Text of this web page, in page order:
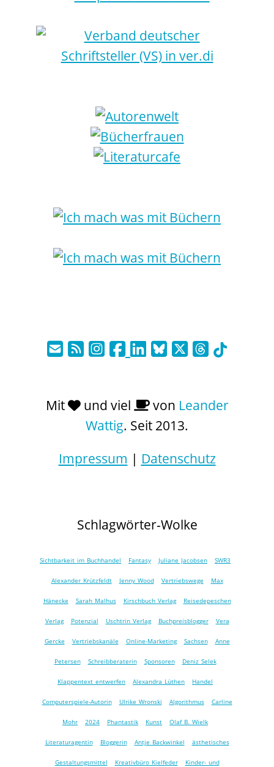
Mit und viel von Leander
Wattig. Seit 2013.
Impressum | Datenschutz
Schlagwörter-Wolke
Sichtbarkeit im Buchhandel Fantasy Juliane Jacobsen SWR3
Alexander Krützfeldt Jenny Wood Vertriebswege Max
Hänecke Sarah Malhus Kirschbuch Verlag Reisedepeschen
Verlag Potenzial Uschtrin Verlag Buchpreisblogger Vera
Gercke Vertriebskanäle Online-Marketing Sachsen Anne
Petersen Schreibberaterin Sponsoren Deniz Selek
Klappentext entwerfen Alexandra Lüthen Handel
Computerspiele-Autorin Ulrike Wronski Algorithmus Carline
Mohr 2024 Phantastik Kunst Olaf B. Wielk
Literaturagentin Bloggerin Antje Backwinkel ästhetisches
Gestaltungsmittel Kreativbüro Kielfeder Kinder- und